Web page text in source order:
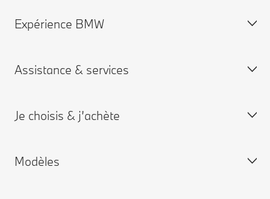
Aide & Contact
Assistance routière
Expérience BMW
Carrières chez BMW
Assistance & services
Je réserve un rendez-vous entretien
Garantie
Je choisis & j’achète
Personnalisez la vôtre
Modèles